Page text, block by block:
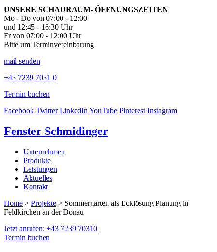
UNSERE SCHAURAUM- ÖFFNUNGSZEITEN
Mo - Do von 07:00 - 12:00
und 12:45 - 16:30 Uhr
Fr von 07:00 - 12:00 Uhr
Bitte um Terminvereinbarung
mail senden
+43 7239 7031 0
Termin buchen
Facebook Twitter LinkedInYouTube Pinterest Instagram
Fenster Schmidinger
Unternehmen
Produkte
Leistungen
Aktuelles
Kontakt
Home > Projekte > Sommergarten als Ecklösung Planung in
Feldkirchen an der Donau
Jetzt anrufen: +43 7239 70310
Termin buchen